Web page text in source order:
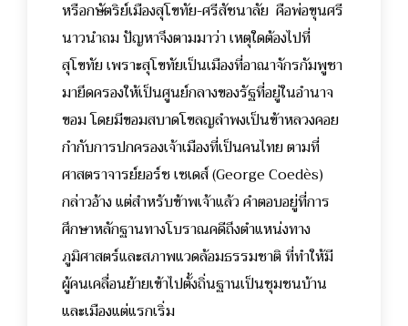
หรือกษัตริย์เมืองสุโขทัย-ศรีสัชนาลัย คือพ่อขุนศรี
นาวนำถม ปัญหาจึงตามมาว่า เหตุใดต้องไปที่
สุโขทัย เพราะสุโขทัยเป็นเมืองที่อาณาจักรกัมพูชา
มายึดครองให้เป็นศูนย์กลางของรัฐที่อยู่ในอำนาจ
ขอม โดยมีขอมสบาดโขลญลำพงเป็นข้าหลวงคอย
กำกับการปกครองเจ้าเมืองที่เป็นคนไทย ตามที่
ศาสตราจารย์ยอร์ช เซเดส์ (George Coedès)
กล่าวอ้าง แต่สำหรับข้าพเจ้าแล้ว คำตอบอยู่ที่การ
ศึกษาหลักฐานทางโบราณคดีถึงตำแหน่งทาง
ภูมิศาสตร์และสภาพแวดล้อมธรรมชาติ ที่ทำให้มี
ผู้คนเคลื่อนย้ายเข้าไปตั้งถิ่นฐานเป็นชุมชนบ้าน
และเมืองแต่แรกเริ่ม